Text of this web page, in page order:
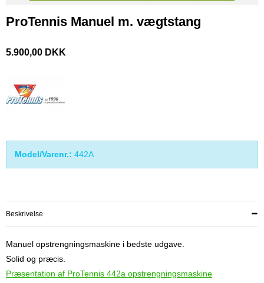
ProTennis Manuel m. vægtstang
5.900,00 DKK
Model/Varenr.: 442A
Beskrivelse
Manuel opstrengningsmaskine i bedste udgave.
Solid og præcis.
Præsentation af ProTennis 442a opstrengningsmaskine